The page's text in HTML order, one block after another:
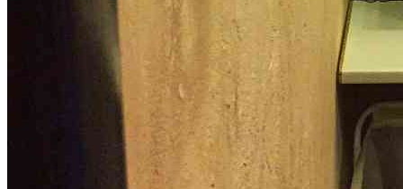
Здоровая спина
Всё начинается с заботы о стопах —
"ВТОРОГО СЕРДЦА"
Убери стресс. Забудь про боль.